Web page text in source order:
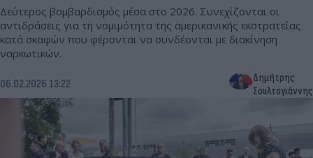
Δεύτερος βομβαρδισμός μέσα στο 2026. Συνεχίζονται οι
αντιδράσεις για τη νομιμότητα της αμερικανικής εκστρατείας
κατά σκαφών που φέρονται να συνδέονται με διακίνηση
ναρκωτικών.
06.02.2026 13:22
Δημήτρης
Σουλτογιάννης